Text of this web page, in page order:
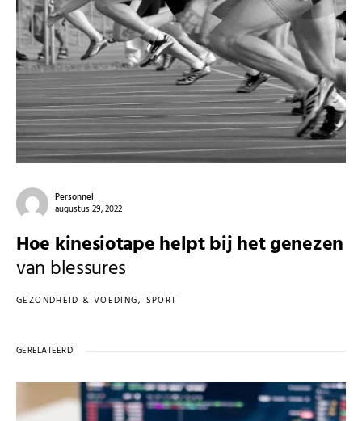
Personnel
augustus 29, 2022
Hoe kinesiotape helpt bij het genezen
van blessures
GEZONDHEID & VOEDING SPORT
GERELATEERD